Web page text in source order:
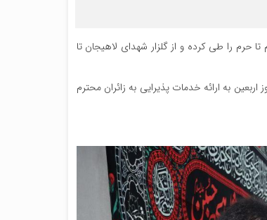
حرم را طی کرده و از گلزار شهدای لاهیجان تا
به ارائه خدمات پذیرایی به زائران محترم